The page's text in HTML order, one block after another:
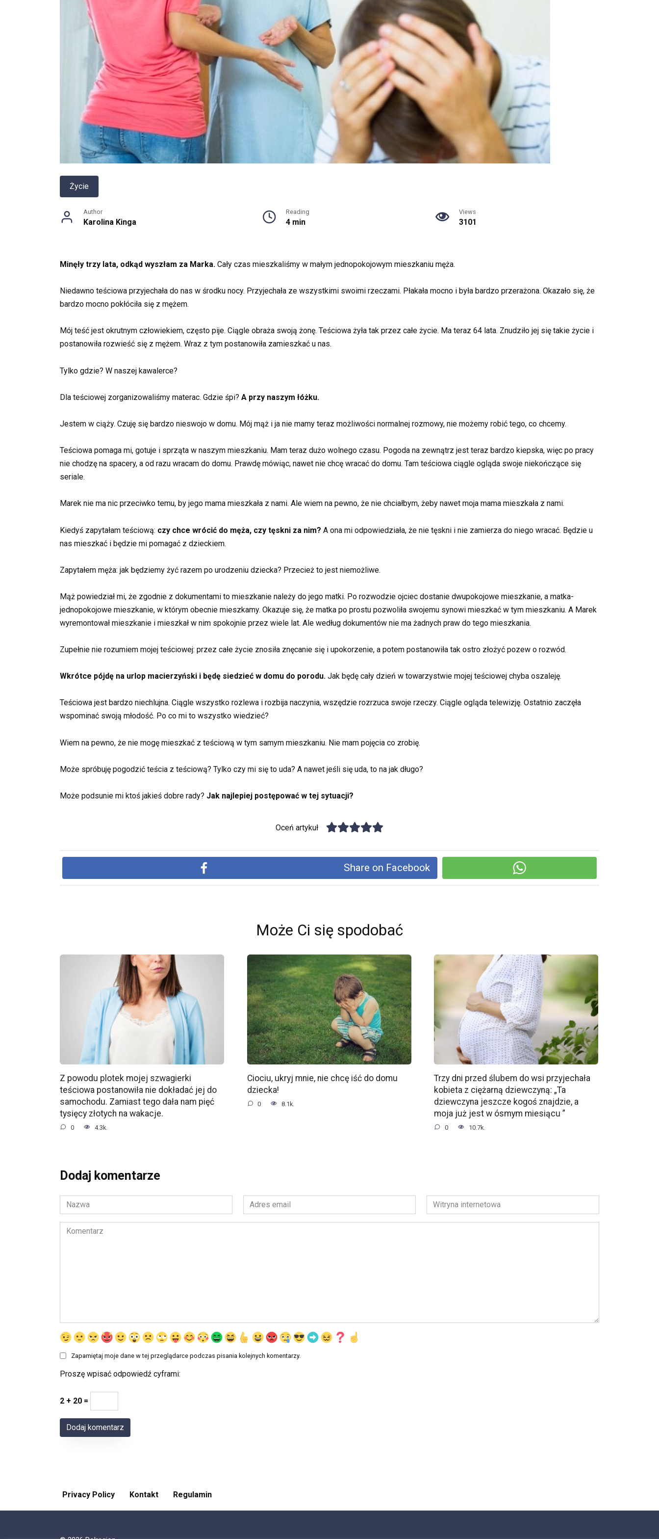
Życie
Author
Karolina Kinga
Reading
4 min
Views
3101
Minęły trzy lata, odkąd wyszłam za Marka. Cały czas mieszkaliśmy w małym jednopokojowym mieszkaniu męża.
Niedawno teściowa przyjechała do nas w środku nocy. Przyjechała ze wszystkimi swoimi rzeczami. Płakała mocno i była bardzo przerażona. Okazało się, że
bardzo mocno pokłóciła się z mężem.
Mój teść jest okrutnym człowiekiem, często pije. Ciągle obraża swoją żonę. Teściowa żyła tak przez całe życie. Ma teraz 64 lata. Znudziło jej się takie życie i
postanowiła rozwieść się z mężem. Wraz z tym postanowiła zamieszkać u nas.
Tylko gdzie? W naszej kawalerce?
Dla teściowej zorganizowaliśmy materac. Gdzie śpi? A przy naszym łóżku.
Jestem w ciąży. Czuję się bardzo nieswojo w domu. Mój mąż i ja nie mamy teraz możliwości normalnej rozmowy, nie możemy robić tego, co chcemy.
Teściowa pomaga mi, gotuje i sprząta w naszym mieszkaniu. Mam teraz dużo wolnego czasu. Pogoda na zewnątrz jest teraz bardzo kiepska, więc po pracy
nie chodzę na spacery, a od razu wracam do domu. Prawdę mówiąc, nawet nie chcę wracać do domu. Tam teściowa ciągle ogląda swoje niekończące się
seriale.
Marek nie ma nic przeciwko temu, by jego mama mieszkała z nami. Ale wiem na pewno, że nie chciałbym, żeby nawet moja mama mieszkała z nami.
Kiedyś zapytałam teściową: czy chce wrócić do męża, czy tęskni za nim? A ona mi odpowiedziała, że nie tęskni i nie zamierza do niego wracać. Będzie u
nas mieszkać i będzie mi pomagać z dzieckiem.
Zapytałem męża: jak będziemy żyć razem po urodzeniu dziecka? Przecież to jest niemożliwe.
Mąż powiedział mi, że zgodnie z dokumentami to mieszkanie należy do jego matki. Po rozwodzie ojciec dostanie dwupokojowe mieszkanie, a matka-
jednopokojowe mieszkanie, w którym obecnie mieszkamy. Okazuje się, że matka po prostu pozwoliła swojemu synowi mieszkać w tym mieszkaniu. A Marek
wyremontował mieszkanie i mieszkał w nim spokojnie przez wiele lat. Ale według dokumentów nie ma żadnych praw do tego mieszkania.
Zupełnie nie rozumiem mojej teściowej: przez całe życie znosiła znęcanie się i upokorzenie, a potem postanowiła tak ostro złożyć pozew o rozwód.
Wkrótce pójdę na urlop macierzyński i będę siedzieć w domu do porodu. Jak będę cały dzień w towarzystwie mojej teściowej chyba oszaleję.
Teściowa jest bardzo niechlujna. Ciągle wszystko rozlewa i rozbija naczynia, wszędzie rozrzuca swoje rzeczy. Ciągle ogląda telewizję. Ostatnio zaczęła
wspominać swoją młodość. Po co mi to wszystko wiedzieć?
Wiem na pewno, że nie mogę mieszkać z teściową w tym samym mieszkaniu. Nie mam pojęcia co zrobię.
Może spróbuję pogodzić teścia z teściową? Tylko czy mi się to uda? A nawet jeśli się uda, to na jak długo?
Może podsunie mi ktoś jakieś dobre rady? Jak najlepiej postępować w tej sytuacji?
Oceń artykuł
Share on Facebook
Może Ci się spodobać
Z powodu plotek mojej szwagierki
teściowa postanowiła nie dokładać jej do
samochodu. Zamiast tego dała nam pięć
tysięcy złotych na wakacje.
0 4.3k.
Ciociu, ukryj mnie, nie chcę iść do domu
dziecka!
0 8.1k.
Trzy dni przed ślubem do wsi przyjechała
kobieta z ciężarną dziewczyną: „Ta
dziewczyna jeszcze kogoś znajdzie, a
moja już jest w ósmym miesiącu ”
0 10.7k.
Dodaj komentarze
Nazwa
*
Adres
email
*
Witryna
internetowa
Komentarz
Zapamiętaj moje dane w tej przeglądarce podczas pisania kolejnych komentarzy.
Proszę wpisać odpowiedź cyframi:
2 + 20 =
Privacy Policy Kontakt Regulamin